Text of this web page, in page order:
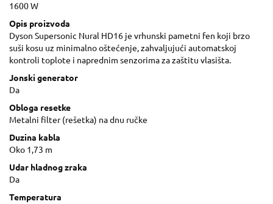
1600 W
Opis proizvoda
Dyson Supersonic Nural HD16 je vrhunski pametni fen koji brzo
suši kosu uz minimalno oštećenje, zahvaljujući automatskoj
kontroli toplote i naprednim senzorima za zaštitu vlasišta.
Jonski generator
Da
Obloga resetke
Metalni filter (rešetka) na dnu ručke
Duzina kabla
Oko 1,73 m
Udar hladnog zraka
Da
Temperatura